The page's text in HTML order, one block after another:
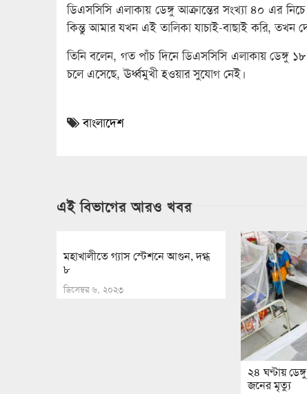
ডিএসসিসি এলাকায় ডেঙ্গু আক্রান্তের সংখ্যা ৪০ এর
কিন্তু আমার যখন এই তালিকা যাচাই-বাছাই করি, তখন
তিনি বলেন, গত পাঁচ দিনে ডিএসসিসি এলাকায় ডেঙ্গু
চলে এসেছে, ঊর্ধ্বমুখী হওয়ার সুযোগ নেই।
বাংলাদেশ
এই বিভাগের আরও খবর
মহাখালীতে গ্যাস স্টেশনে আগুন, দগ্ধ
৮
ডিসেম্বর ৬, ২০২৩
২৪ ঘণ্টায়
জনের মৃত্যু